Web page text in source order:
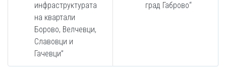
инфраструктурата
на квартали
Борово, Велчевци,
Славовци и
Гачевци”
град Габрово“